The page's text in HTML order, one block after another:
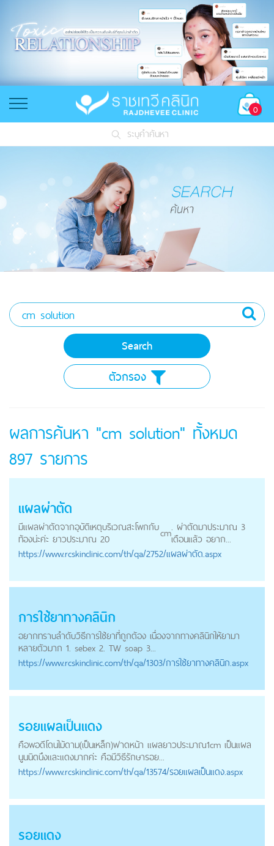
0
ระบุคำค้นหา
ตัวกรอง
ผลการค้นหา "cm solution" ทั้งหมด
897 รายการ
แผลผ่าตัด
มีแผลผ่าตัดจากอุบัติเหตุบริเวณสะโพกกับ
ท้องน่ะค่ะ ยาวประมาณ 20
cm. ผ่าตัดมาประมาณ 3
เดือนแล้ว อยาก...
https://www.rcskinclinic.com/th/qa/2752/แผลผ่าตัด.aspx
การใช้ยาทางคลินิก
อยากทราบลำดับวิธีการใช้ยาที่ถูกต้อง เนื่องจากทางคลินิกให้ยามา
หลายตัวมาก 1. sebex 2. TW soap 3...
https://www.rcskinclinic.com/th/qa/1303/การใช้ยาทางคลินิก.aspx
รอยแผลเป็นแดง
คือพอดีโดนไม้ดาม(เป็นเหล็ก)ฟาดหน้า แผลยาวประมาณ1cm เป็นแผล
นูนนิดนึงและแดงมากค่ะ คือมีวิธีรักษารอย...
https://www.rcskinclinic.com/th/qa/13574/รอยแผลเป็นแดง.aspx
รอยแดง